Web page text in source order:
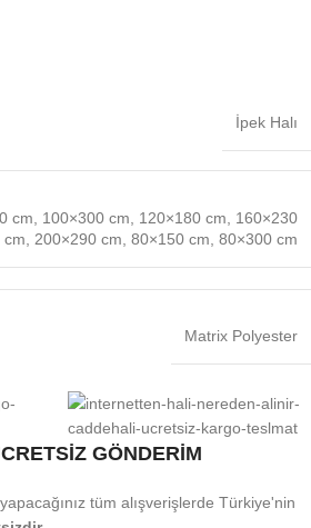
İpek Halı
cm 100×300 cm 120×180 cm
160×230
cm
200×290 cm 80×150 cm 80×300 cm
Matrix Polyester
GÖNDERİM
tüm alışverişlerde Türkiye'nin